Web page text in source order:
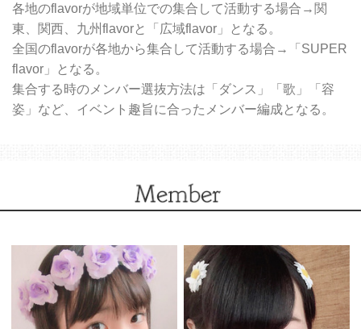
各地のflavorが地域単位での集合して活動する場合→関
東、関西、九州flavorと「広域flavor」となる。
全国のflavorが各地から集合して活動する場合→「SUPER
flavor」となる。
集合する時のメンバー選抜方法は「ダンス」「歌」「容
姿」など、イベント趣旨に合ったメンバー編成となる。